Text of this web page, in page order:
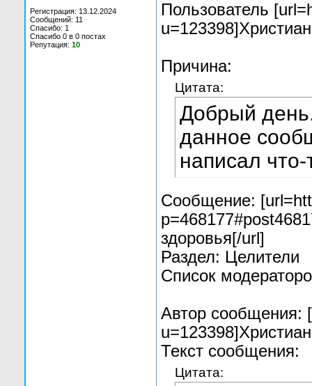
Регистрация: 13.12.2024
Сообщений: 11
Спасибо: 1
Спасибо 0 в 0 постах
Репутация: 10
Пользователь
Причина:
Цитата:
Добрый
данное
написал
Сообщение:
здоровья[/url]
Раздел: Целители
Список
Автор сообщения:
Текст сообщения:
Цитата: